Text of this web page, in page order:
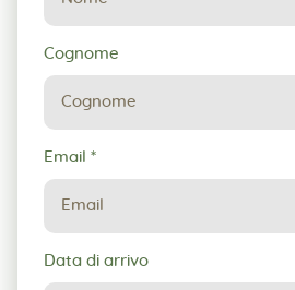
Cognome
Email *
Data di arrivo